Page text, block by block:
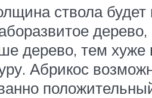
ствола
дерево,
дерево, тем хуже
Абрикос